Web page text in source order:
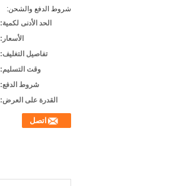
شروط الدفع والشحن:
الحد الأدنى لكمية:
الأسعار:
تفاصيل التغليف:
وقت التسليم:
شروط الدفع:
القدرة على العرض:
اتصل